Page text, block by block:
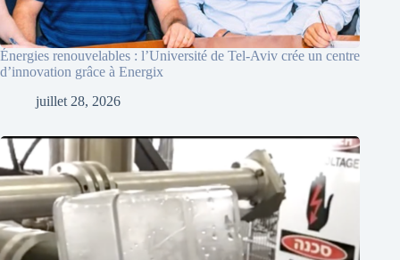
Énergies renouvelables : l’Université de Tel-Aviv crée un centre
d’innovation grâce à Energix
juillet 28, 2026